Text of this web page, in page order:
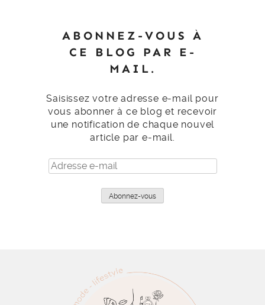
ABONNEZ-VOUS À
CE BLOG PAR E-
MAIL.
Saisissez votre adresse e-mail pour
vous abonner à ce blog et recevoir
une notification de chaque nouvel
article par e-mail.
Adresse
e-
Abonnez-vous